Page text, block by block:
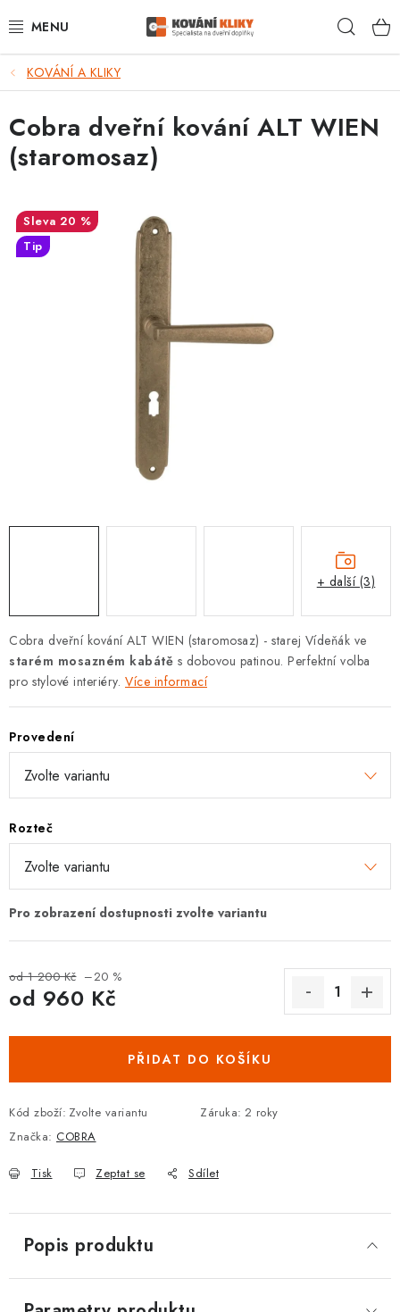
na
VÝPRODEJ - TOP AKCE
BLOG
UŽITEČNÉ RADY
VRÁCENÍ ZBOŽÍ
POŠTOVNÉ
CYLINDRICKÉ VLOŽKY
VISACÍ ZÁMKY
ZÁMKY, PETLICE A ZÁVORY
SPECIÁLNÍ KOVÁNÍ
DOPLŇKY KE DVEŘÍM
PRO POSUVNÉ DVEŘE
STAVEBNÍ POUZDRA
SCHRÁNKY NA KLÍČE
Oboroví ODBORNÍCI
Doporučujeme
KOVÁNÍ A KLIKY
Cobra dveřní kování ALT WIEN (staromosaz) - starej Vídeňák ve
starém mosazném kabátě s dobovou patinou. Perfektní volba
pro stylové interiéry. Více informací
Provedení
Rozteč
od 1 200 Kč –20 %
od 960 Kč
PŘIDAT DO KOŠÍKU
Kód zboží: Zvolte variantu Záruka: 2 roky
Značka: COBRA
Tisk Zeptat se Sdílet
Cobra dveřní kování ALT WIEN
(staromosaz)
20 %
Tip
+ další (3)
Popis produktu